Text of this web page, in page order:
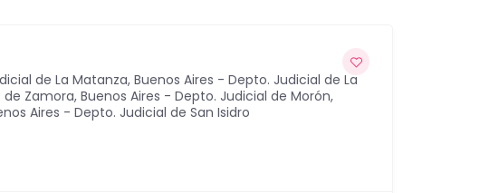
de La Matanza, Buenos Aires - Depto. Judicial de La
de Zamora, Buenos Aires - Depto. Judicial de Morón,
Aires - Depto. Judicial de San Isidro